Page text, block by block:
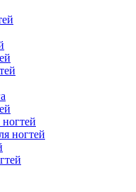
ногтей